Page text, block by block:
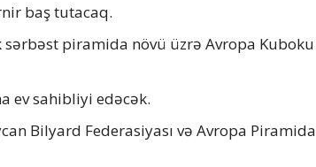
baş tutacaq.
piramida növü üzrə Avropa Kuboku
ev sahibliyi edəcək.
Bilyard Federasiyası və Avropa Piramida